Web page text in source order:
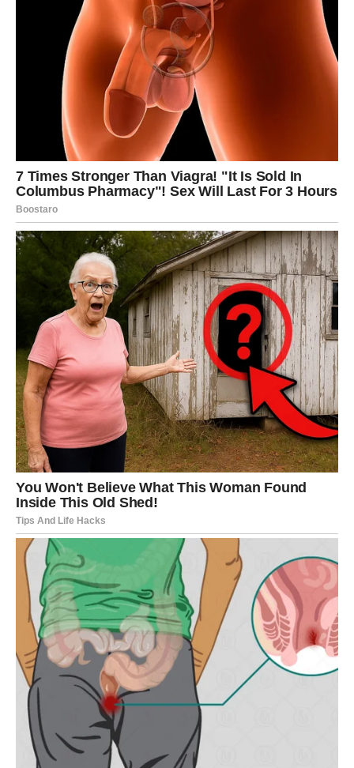
Istine koje više ne mogu da ostanu
skrivene
Tokom ovog perioda mnoge maske padaju. Ljudi
pokazuju svoje pravo lice, a skrivene namere izlaze na
površinu. Iako neke informacije mogu iznenaditi, one će
istovremeno doneti jasniju sliku o svemu što se dešava.
Vage će imati priliku da konačno razumeju motive
pojedinih osoba iz svog okruženja. To saznanje može
promeniti način na koji posmatrate određene odnose.
Kraj perioda donosi šokove koje
niste očekivali
Nagli preokreti menjaju situaciju
Pred sam kraj perioda energija postaje izuzetno
intenzivna. Događaji koji su se postepeno razvijali sada
dostižu vrhunac. Upravo tada dolaze šokovi koji će
mnoge Vage ostaviti bez reči.
Moguće su informacije koje menjaju dosadašnje planove,
iznenadne odluke drugih ljudi ili neočekivani obrti koji
potpuno menjaju sliku situacije. Ono što ste smatrali
sigurnim može se pokazati drugačijim nego što ste